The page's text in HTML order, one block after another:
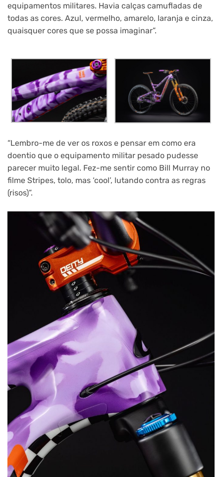
equipamentos militares. Havia calças camufladas de
todas as cores. Azul, vermelho, amarelo, laranja e cinza,
quaisquer cores que se possa imaginar”.
“Lembro-me de ver os roxos e pensar em como era
doentio que o equipamento militar pesado pudesse
parecer muito legal. Fez-me sentir como Bill Murray no
filme Stripes, tolo, mas ‘cool’, lutando contra as regras
(risos)”.